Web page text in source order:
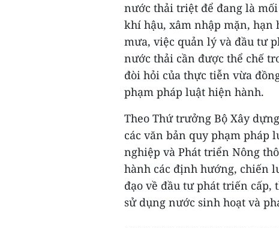
nước thải triệt để đang là
khí hậu, xâm nhập mặn, hạn
mưa, việc quản lý và đầu tư
nước thải cần được thể chế
đòi hỏi của thực tiễn vừa
phạm pháp luật hiện hành.
Theo Thứ trưởng Bộ Xây
các văn bản quy phạm pháp
nghiệp và Phát triển Nông
hành các định hướng, chiến
đạo về đầu tư phát triến cấp,
sử dụng nước sinh hoạt và